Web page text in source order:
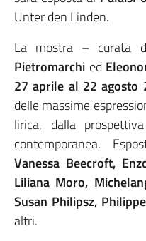
Unter den Linden.
La mostra – curata
Pietromarchi ed
27 aprile al 22 agosto
delle massime
lirica, dalla
contemporanea.
Vanessa Beecroft,
Liliana Moro,
Susan Philipsz,
altri.